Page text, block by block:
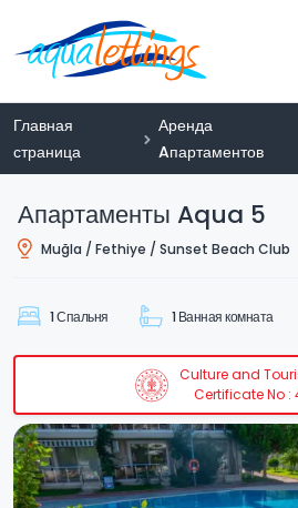
Главная
страница
Аренда
Aпартаментов
Апартаменты Aqua 5
Muğla / Fethiye / Sunset Beach Club
1 Спальня 1 Ванная комната
Culture and
Certificate No :